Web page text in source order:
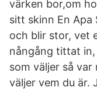
värken bor,om
sitt skinn En Apa
och blir stor, vet
nångång tittat
som väljer så
väljer vem du är.